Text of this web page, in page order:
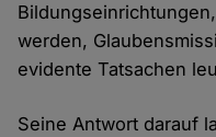
werden,
evidente Tatsachen
Seine Antwort darauf